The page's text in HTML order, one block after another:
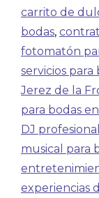
carrito de
bodas,
fotomatón
servicios para
Jerez de la
para bodas
DJ
musical para
experiencias